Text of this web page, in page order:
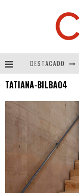
DESTACADO
TATIANA-BILBAO4